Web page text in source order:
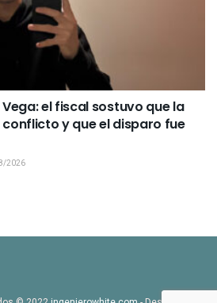
el fiscal sostuvo que la
y que el disparo fue
2026